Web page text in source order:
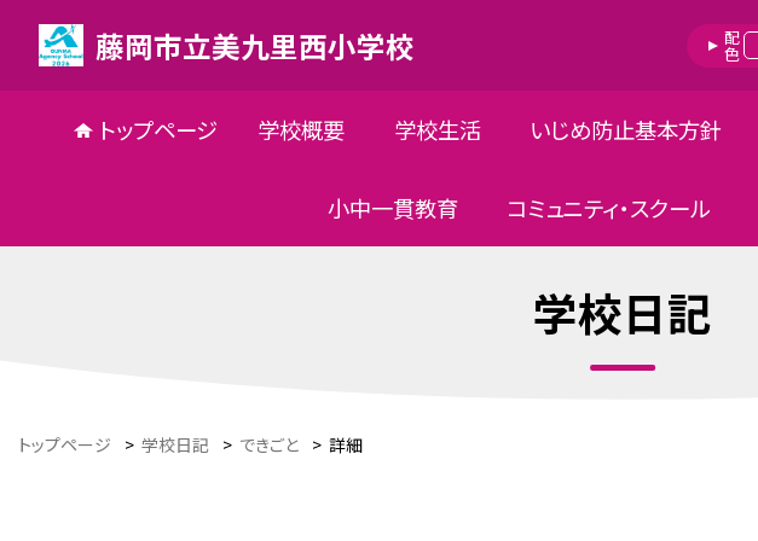
藤岡市立美九里西小学校 配色
トップページ 学校概要 学校生活 いじめ防止基本方針
小中一貫教育 コミュニティ・スクール
学校日記
トップページ > 学校日記 > できごと > 詳細